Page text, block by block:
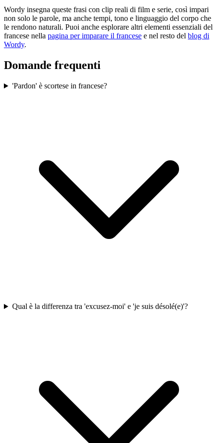
Wordy insegna queste frasi con clip reali di film e serie, così impari
non solo le parole, ma anche tempi, tono e linguaggio del corpo che
le rendono naturali. Puoi anche esplorare altri elementi essenziali del
francese nella pagina per imparare il francese e nel resto del blog di
Wordy.
Domande frequenti
'Pardon' è scortese in francese?
Qual è la differenza tra 'excusez-moi' e 'je suis désolé(e)'?